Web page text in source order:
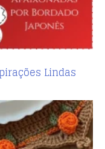
Lindas